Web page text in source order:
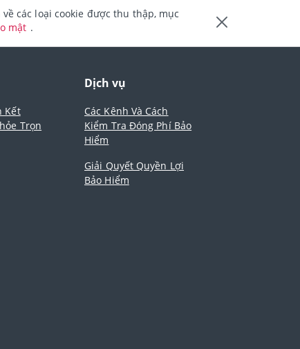
các loại cookie được thu thập, mục
mật .
Kết
Trọn
Dịch vụ
Các Kênh Và Cách
Kiểm Tra Đóng Phí Bảo
Hiểm
Giải Quyết Quyền Lợi
Bảo Hiểm